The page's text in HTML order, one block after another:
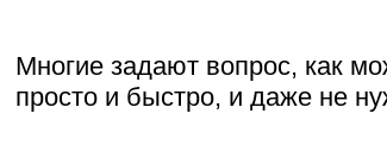
Многие задают вопрос, как
просто и быстро, и даже не